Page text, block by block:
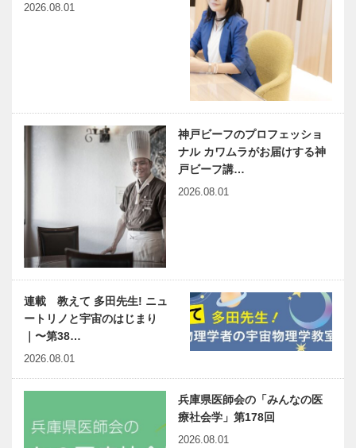
2026.08.01
神戸ビーフのプロフェッショ
ナル カワムラがお届けする神
戸ビーフ講…
2026.08.01
連載 教えて 多田先生! ニュ
ートリノと宇宙のはじまり
｜〜第38…
2026.08.01
兵庫県医師会の「みんなの医
療社会学」第178回
2026.08.01